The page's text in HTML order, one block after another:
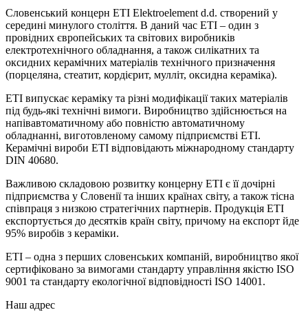
Словенський концерн ETI Elektroelement d.d. створений у
середині минулого століття. В даний час ETI – один з
провідних європейських та світових виробників
електротехнічного обладнання, а також силікатних та
оксидних керамічних матеріалів технічного призначення
(порцеляна, стеатит, кордієрит, мулліт, оксидна кераміка).
ETI випускає кераміку та різні модифікації таких матеріалів
під будь-які технічні вимоги. Виробництво здійснюється на
напівавтоматичному або повністю автоматичному
обладнанні, виготовленому самому підприємстві ETI.
Керамічні вироби ETI відповідають міжнародному стандарту
DIN 40680.
Важливою складовою розвитку концерну ETI є її дочірні
підприємства у Словенії та інших країнах світу, а також тісна
співпраця з низкою стратегічних партнерів. Продукція ETI
експортується до десятків країн світу, причому на експорт йде
95% виробів з кераміки.
ETI – одна з перших словенських компаній, виробництво якої
сертифіковано за вимогами стандарту управління якістю ISO
9001 та стандарту екологічної відповідності ISO 14001.
Наш адрес